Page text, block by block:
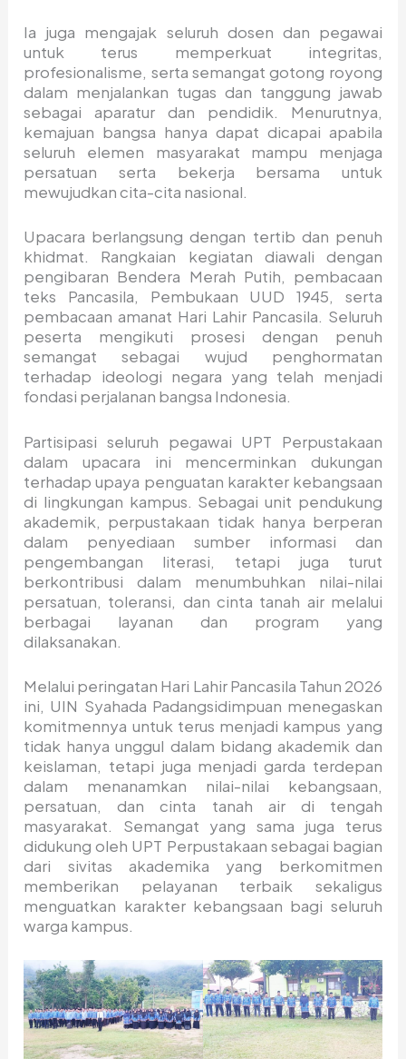
Ia juga mengajak seluruh dosen dan pegawai
untuk terus memperkuat integritas,
profesionalisme, serta semangat gotong royong
dalam menjalankan tugas dan tanggung jawab
sebagai aparatur dan pendidik. Menurutnya,
kemajuan bangsa hanya dapat dicapai apabila
seluruh elemen masyarakat mampu menjaga
persatuan serta bekerja bersama untuk
mewujudkan cita-cita nasional.
Upacara berlangsung dengan tertib dan penuh
khidmat. Rangkaian kegiatan diawali dengan
pengibaran Bendera Merah Putih, pembacaan
teks Pancasila, Pembukaan UUD 1945, serta
pembacaan amanat Hari Lahir Pancasila. Seluruh
peserta mengikuti prosesi dengan penuh
semangat sebagai wujud penghormatan
terhadap ideologi negara yang telah menjadi
fondasi perjalanan bangsa Indonesia.
Partisipasi seluruh pegawai UPT Perpustakaan
dalam upacara ini mencerminkan dukungan
terhadap upaya penguatan karakter kebangsaan
di lingkungan kampus. Sebagai unit pendukung
akademik, perpustakaan tidak hanya berperan
dalam penyediaan sumber informasi dan
pengembangan literasi, tetapi juga turut
berkontribusi dalam menumbuhkan nilai-nilai
persatuan, toleransi, dan cinta tanah air melalui
berbagai layanan dan program yang
dilaksanakan.
Melalui peringatan Hari Lahir Pancasila Tahun 2026
ini, UIN Syahada Padangsidimpuan menegaskan
komitmennya untuk terus menjadi kampus yang
tidak hanya unggul dalam bidang akademik dan
keislaman, tetapi juga menjadi garda terdepan
dalam menanamkan nilai-nilai kebangsaan,
persatuan, dan cinta tanah air di tengah
masyarakat. Semangat yang sama juga terus
didukung oleh UPT Perpustakaan sebagai bagian
dari sivitas akademika yang berkomitmen
memberikan pelayanan terbaik sekaligus
menguatkan karakter kebangsaan bagi seluruh
warga kampus.